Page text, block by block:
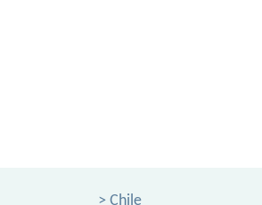
> Chile